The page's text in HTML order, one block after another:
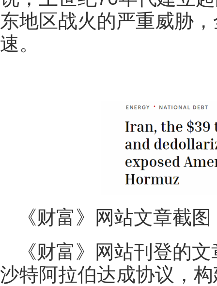
东地区战火的严重威胁
速。
《财富》网站文章截图
《财富》网站刊登的
沙特阿拉伯达成协议，